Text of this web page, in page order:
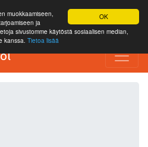
OK
muokkaamiseen,
ja
sivustomme käytöstä sosiaalisen median,
kanssa. Tietoa lisää